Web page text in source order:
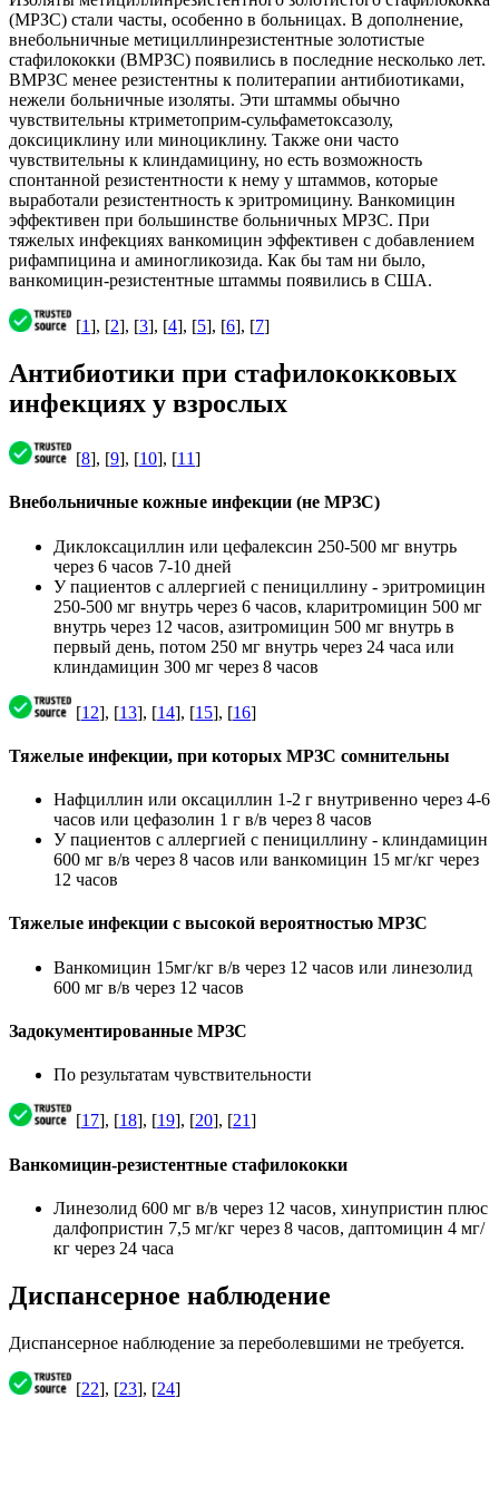
(МРЗС) стали часты, особенно в больницах. В дополнение,
внебольничные метициллинрезистентные золотистые
стафилококки (ВМРЗС) появились в последние несколько лет.
ВМРЗС менее резистентны к политерапии антибиотиками,
нежели больничные изоляты. Эти штаммы обычно
чувствительны ктриметоприм-сульфаметоксазолу,
доксициклину или миноциклину. Также они часто
чувствительны к клиндамицину, но есть возможность
спонтанной резистентности к нему у штаммов, которые
выработали резистентность к эритромицину. Ванкомицин
эффективен при большинстве больничных МРЗС. При
тяжелых инфекциях ванкомицин эффективен с добавлением
рифампицина и аминогликозида. Как бы там ни было,
ванкомицин-резистентные штаммы появились в США.
[1], [2], [3], [4], [5], [6], [7]
Антибиотики при стафилококковых
инфекциях у взрослых
[8], [9], [10], [11]
Внебольничные кожные инфекции (не МРЗС)
Диклоксациллин или цефалексин 250-500 мг внутрь
через 6 часов 7-10 дней
У пациентов с аллергией с пенициллину - эритромицин
250-500 мг внутрь через 6 часов, кларитромицин 500 мг
внутрь через 12 часов, азитромицин 500 мг внутрь в
первый день, потом 250 мг внутрь через 24 часа или
клиндамицин 300 мг через 8 часов
[12], [13], [14], [15], [16]
Тяжелые инфекции, при которых МРЗС сомнительны
Нафциллин или оксациллин 1-2 г внутривенно через 4-6
часов или цефазолин 1 г в/в через 8 часов
У пациентов с аллергией с пенициллину - клиндамицин
600 мг в/в через 8 часов или ванкомицин 15 мг/кг через
12 часов
Тяжелые инфекции с высокой вероятностью МРЗС
Ванкомицин 15мг/кг в/в через 12 часов или линезолид
600 мг в/в через 12 часов
Задокументированные МРЗС
По результатам чувствительности
[17], [18], [19], [20], [21]
Ванкомицин-резистентные стафилококки
Линезолид 600 мг в/в через 12 часов, хинупристин плюс
далфопристин 7,5 мг/кг через 8 часов, даптомицин 4 мг/
кг через 24 часа
Диспансерное наблюдение
Диспансерное наблюдение за переболевшими не требуется.
[22], [23], [24]